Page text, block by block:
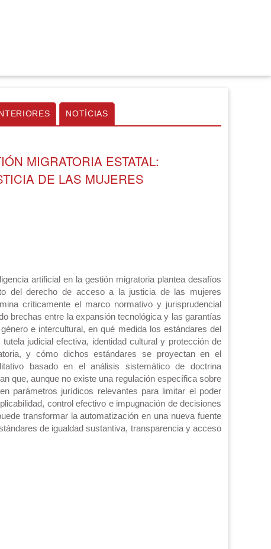
NOTÍCIAS
MIGRATORIA ESTATAL:
DE LAS MUJERES
artificial en la gestión migratoria plantea desafíos
del derecho de acceso a la justicia de las mujeres
críticamente el marco normativo y jurisprudencial
brechas entre la expansión tecnológica y las garantías
e intercultural, en qué medida los estándares del
judicial efectiva, identidad cultural y protección de
y cómo dichos estándares se proyectan en el
basado en el análisis sistemático de doctrina
que, aunque no existe una regulación específica sobre
parámetros jurídicos relevantes para limitar el poder
control efectivo e impugnación de decisiones
transformar la automatización en una nueva fuente
de igualdad sustantiva, transparencia y acceso